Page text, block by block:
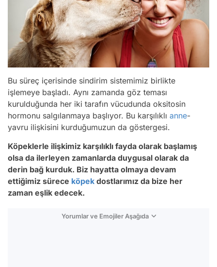
Bu süreç içerisinde sindirim sistemimiz birlikte
işlemeye başladı. Aynı zamanda göz teması
kurulduğunda her iki tarafın vücudunda oksitosin
hormonu salgılanmaya başlıyor. Bu karşılıklı anne-
yavru ilişkisini kurduğumuzun da göstergesi.
Köpeklerle ilişkimiz karşılıklı fayda olarak başlamış
olsa da ilerleyen zamanlarda duygusal olarak da
derin bağ kurduk. Biz hayatta olmaya devam
ettiğimiz sürece köpek dostlarımız da bize her
zaman eşlik edecek.
Yorumlar ve Emojiler Aşağıda